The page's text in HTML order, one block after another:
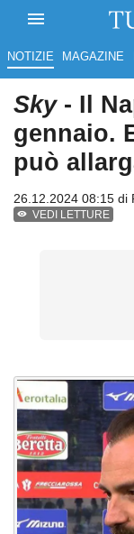
NOTIZIE MAGAZINE
Sky- Il
gennaio.
può
26.12.2024 08:15 di
VEDI LETTURE